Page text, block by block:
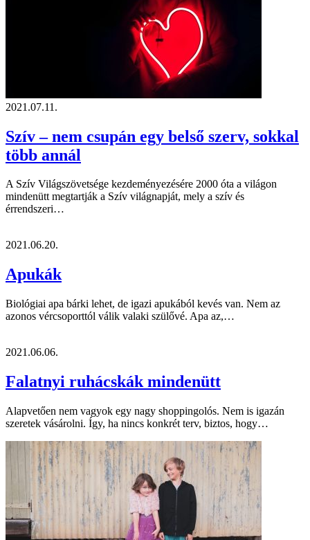
2021.07.11.
Szív – nem csupán egy belső szerv, sokkal
több annál
A Szív Világszövetsége kezdeményezésére 2000 óta a világon
mindenütt megtartják a Szív világnapját, mely a szív és
érrendszeri…
2021.06.20.
Apukák
Biológiai apa bárki lehet, de igazi apukából kevés van. Nem az
azonos vércsoporttól válik valaki szülővé. Apa az,…
2021.06.06.
Falatnyi ruhácskák mindenütt
Alapvetően nem vagyok egy nagy shoppingolós. Nem is igazán
szeretek vásárolni. Így, ha nincs konkrét terv, biztos, hogy…